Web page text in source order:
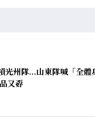
光州隊...山東隊喊「全體
又孬